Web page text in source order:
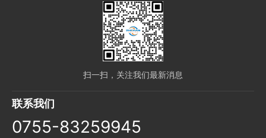
扫一扫，关注我们最新消息
联系我们
0755-83259945